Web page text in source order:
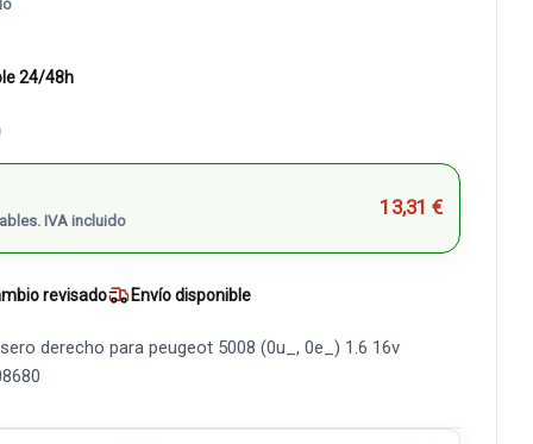
24/48h
IVA incluido
13,31 €
revisado Envío disponible
derecho para peugeot 5008 (0u_, 0e_) 1.6 16v